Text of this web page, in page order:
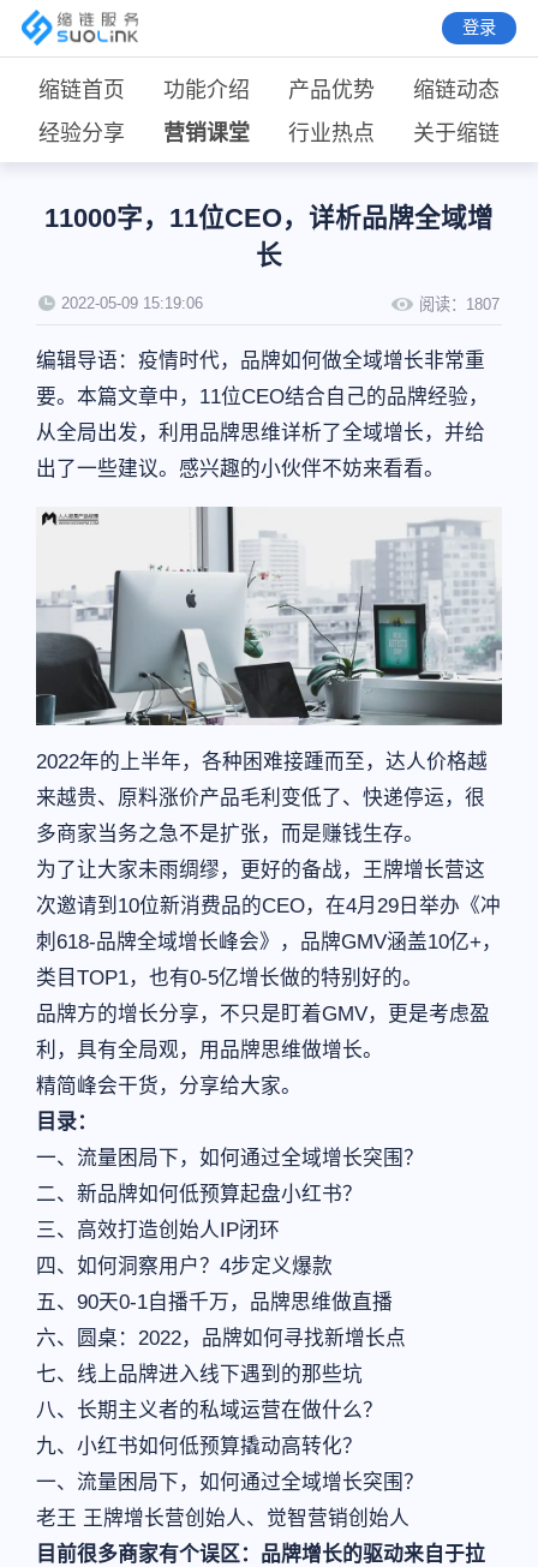
登录
缩链首页 功能介绍 产品优势
缩链动态
经验分享
营销课堂 行业热点 关于缩链
11000字，11位CEO，详析品牌全域增
长
2022-05-09 15:19:06 阅读： 1807
编辑导语：疫情时代，品牌如何做全域增长非常重
要。本篇文章中，11位CEO结合自己的品牌经验，
从全局出发，利用品牌思维详析了全域增长，并给
出了一些建议。感兴趣的小伙伴不妨来看看。
2022年的上半年，各种困难接踵而至，达人价格越
来越贵、原料涨价产品毛利变低了、快递停运，很
多商家当务之急不是扩张，而是赚钱生存。
为了让大家未雨绸缪，更好的备战，王牌增长营这
次邀请到10位新消费品的CEO，在4月29日举办《冲
刺618-品牌全域增长峰会》，品牌GMV涵盖10亿+，
类目TOP1，也有0-5亿增长做的特别好的。
品牌方的增长分享，不只是盯着GMV，更是考虑盈
利，具有全局观，用品牌思维做增长。
精简峰会干货，分享给大家。
目录：
一、流量困局下，如何通过全域增长突围？
二、新品牌如何低预算起盘小红书？
三、高效打造创始人IP闭环
四、如何洞察用户？4步定义爆款
五、90天0-1自播千万，品牌思维做直播
六、圆桌：2022，品牌如何寻找新增长点
七、线上品牌进入线下遇到的那些坑
八、长期主义者的私域运营在做什么？
九、小红书如何低预算撬动高转化？
一、流量困局下，如何通过全域增长突围？
老王 王牌增长营创始人、觉智营销创始人
目前很多商家有个误区：品牌增长的驱动来自于拉